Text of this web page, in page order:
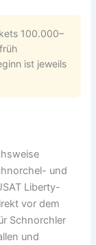
100.000–
ist jeweils
und
Liberty-
vor dem
Schnorchler
und